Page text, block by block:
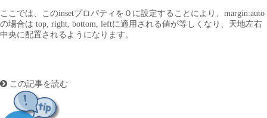
ここでは、このinsetプロパティを０に設定することにより、margin:auto
の場合は top, right, bottom, leftに適用される値が等しくなり、天地左右
中央に配置されるようになります。
この記事を読む